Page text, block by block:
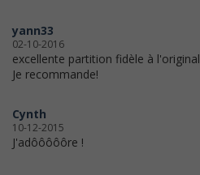
yann33
02-10-2016
excellente partition fidèle à l'original
Je recommande!
Cynth
10-12-2015
J'adôôôôôre !